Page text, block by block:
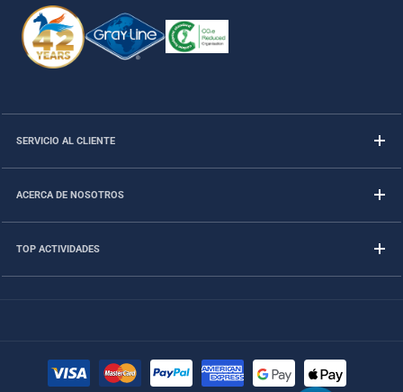
SERVICIO AL CLIENTE
ACERCA DE NOSOTROS
TOP ACTIVIDADES